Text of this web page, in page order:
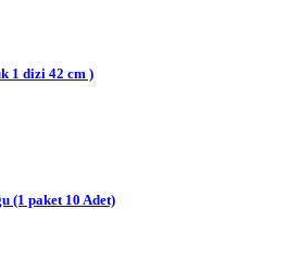
1 dizi 42 cm )
(1 paket 10 Adet)